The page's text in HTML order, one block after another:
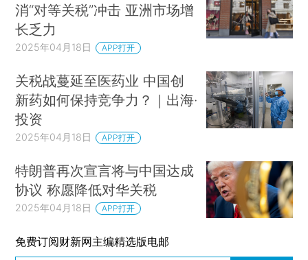
消“对等关税”冲击 亚洲市场增
长乏力
2025年04月18日 APP打开
关税战蔓延至医药业 中国创
新药如何保持竞争力？｜出海·
投资
2025年04月18日 APP打开
特朗普再次宣言将与中国达成
协议 称愿降低对华关税
2025年04月18日 APP打开
免费订阅财新网主编精选版电邮